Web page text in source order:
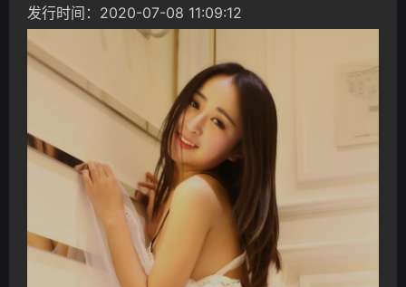
发行时间：2020-07-08 11:09:12